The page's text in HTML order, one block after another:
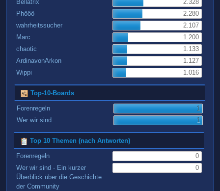
Bellatrix
2.328
Phööö
2.280
wahrheitssucher
2.107
Marc
1.200
chaotic
1.133
ArdinavonArkon
1.127
Wippi
1.016
Top-10-Boards
Forenregeln
1
Wer wir sind
1
Top 10 Themen (nach Antworten)
Forenregeln
0
Wer wir sind - Ein kurzer
Überblick über die Geschichte
der Community
0